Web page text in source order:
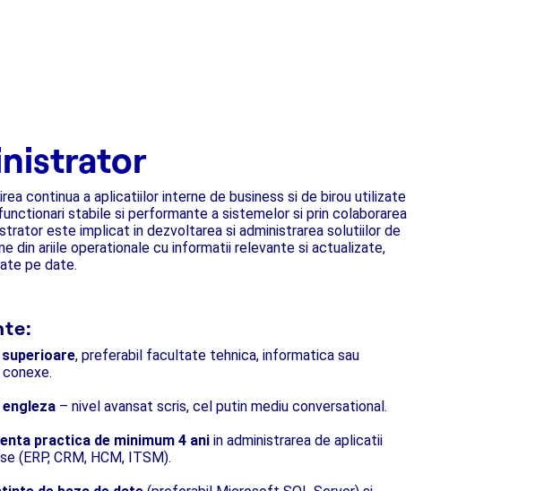
continua a aplicatiilor interne de business si de birou utilizate
stabile si performante a sistemelor si prin colaborarea
este implicat in dezvoltarea si administrarea solutiilor de
din ariile operationale cu informatii relevante si actualizate,
pe date.
, preferabil facultate tehnica, informatica sau
engleza – nivel avansat scris, cel putin mediu conversational.
practica de minimum 4 ani in administrarea de aplicatii
(ERP, CRM, HCM, ITSM).